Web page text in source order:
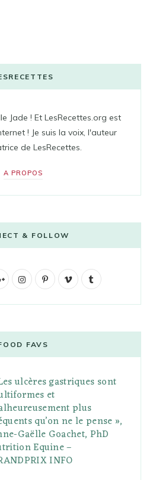
Jade ! Et LesRecettes.org est
! Je suis la voix, l'auteur
de LesRecettes.
A PROPOS
& FOLLOW
G
g
l
e
P
l
s
I
t
a
g
r
a
m
P
e
r
e
s
V
o
l
r
FAVS
ulcères gastriques sont
et
plus
qu’on ne le pense »,
Gaëlle Goachet, PhD
Equine –
INFO